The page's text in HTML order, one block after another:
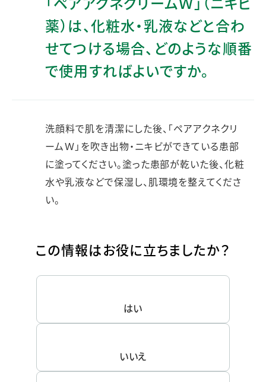
薬）は、化粧水・乳液などと合わ
せてつける場合、どのような順番
で使用すればよいですか。
洗顔料で肌を清潔にした後、「ペアアクネクリ
ームＷ」を吹き出物・ニキビができている患部
に塗ってください。塗った患部が乾いた後、化粧
水や乳液などで保湿し、肌環境を整えてくださ
い。
この情報はお役に立ちましたか？
はい
いいえ